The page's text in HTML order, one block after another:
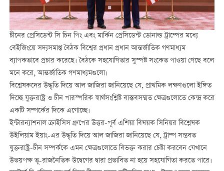
চীনের প্রেসিডেন্ট সি চিন পিং এবং মার্কিন প্রেসিডেন্ট ডোনাল্ড ট্রাম্পের মধ্যে
বেইজিংয়ে সদ্যসমাপ্ত বৈঠক বিশ্বের প্রধান প্রধান আন্তর্জাতিক গণমাধ্যম
ব্যাপকভাবে প্রচার করেছে। বৈঠকে সহযোগিতার সুস্পষ্ট সংকেত পাওয়া গেছে বলে
মনে করে, আন্তর্জাতিক গণমাধ্যমগুলো।
বিশ্লেষকদের উদ্ধৃতি দিয়ে আল জাজিরা জানিয়েছে যে, প্রাথমিক লক্ষণগুলো ইঙ্গিত
দিচ্ছে যুক্তরাষ্ট্র ও চীন পারস্পরিক স্বার্থসংশ্লিষ্ট বাস্তবসম্মত ক্ষেত্রগুলোতে কেন্দ্র করে
একটি সম্পর্কের দিকে এগোচ্ছে।
ইন্টারন্যাশনাল ক্রাইসিস গ্রুপের উত্তর-পূর্ব এশিয়া বিষয়ক সিনিয়র বিশ্লেষক
উইলিয়াম ইয়াং-এর উদ্ধৃতি দিয়ে আল জাজিরা জানিয়েছে যে, ট্রাম্প সম্ভবত
যুক্তরাষ্ট্র-চীন সম্পর্ককে এমন ক্ষেত্রগুলোতে বিভক্ত করার চেষ্টা করবেন যেখানে
উভয়পক্ষ ভূ-রাজনৈতিক উদ্বেগের দ্বারা প্রভাবিত না হয়ে সহযোগিতা করতে পারে।